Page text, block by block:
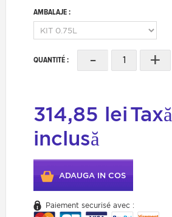
AMBALAJE :
QUANTITÉ : - +
314,85 leiTaxă
inclusă
ADAUGA IN COS
Paiement securisé avec :